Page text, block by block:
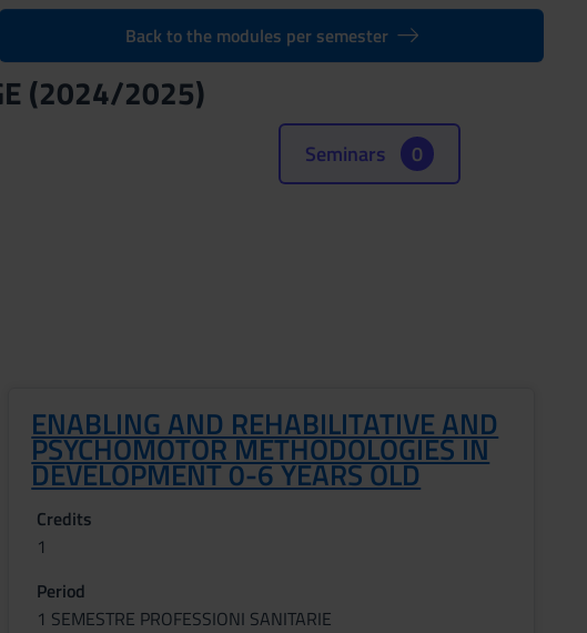
Back to the modules per semester
(2024/2025)
Seminars 0
ENABLING AND REHABILITATIVE AND
PSYCHOMOTOR METHODOLOGIES IN
DEVELOPMENT 0-6 YEARS OLD
Credits
1
Period
1 SEMESTRE PROFESSIONI SANITARIE